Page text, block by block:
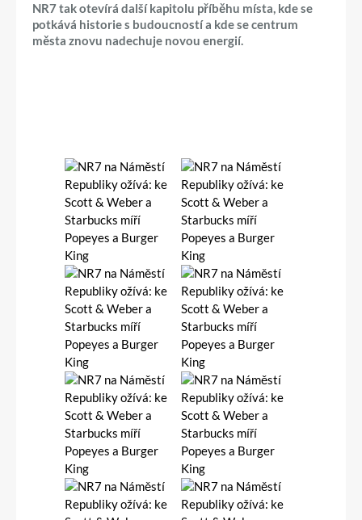
NR7 tak otevírá další kapitolu příběhu místa, kde se
potkává historie s budoucností a kde se centrum
města znovu nadechuje novou energií.